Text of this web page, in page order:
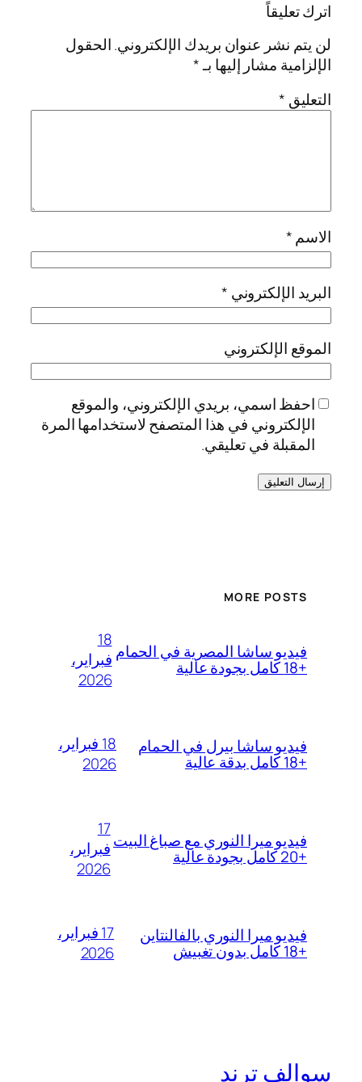
اترك تعليقاً
لن يتم نشر عنوان بريدك الإلكتروني.الحقول
الإلزامية مشار إليها بـ*
التعليق *
الاسم*
البريد الإلكتروني *
الموقع الإلكتروني
احفظ اسمي، بريدي الإلكتروني، والموقع
الإلكتروني في هذا المتصفح لاستخدامها المرة
المقبلة في تعليقي.
MORE POSTS
فيديو ساشا المصرية في الحمام
+18 كامل بجودة عالية
18
فبراير،
2026
فيديو ساشا بيرل في الحمام
+18 كامل بدقة عالية
18 فبراير،
2026
فيديو ميرا النوري مع صباغ البيت
+20 كامل بجودة عالية
17
فبراير،
2026
فيديو ميرا النوري بالفالنتاين
+18 كامل بدون تغبيش
17 فبراير،
2026
سوالف ترند